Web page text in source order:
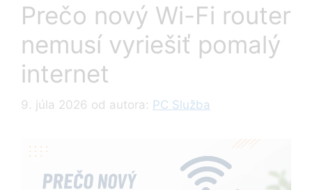
Prečo nový Wi-Fi router
nemusí vyriešiť pomalý
internet
9. júla 2026 od autora: PC Služba